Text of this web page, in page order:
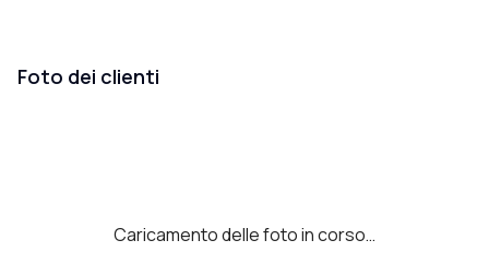
Foto dei clienti
Caricamento delle foto in corso…